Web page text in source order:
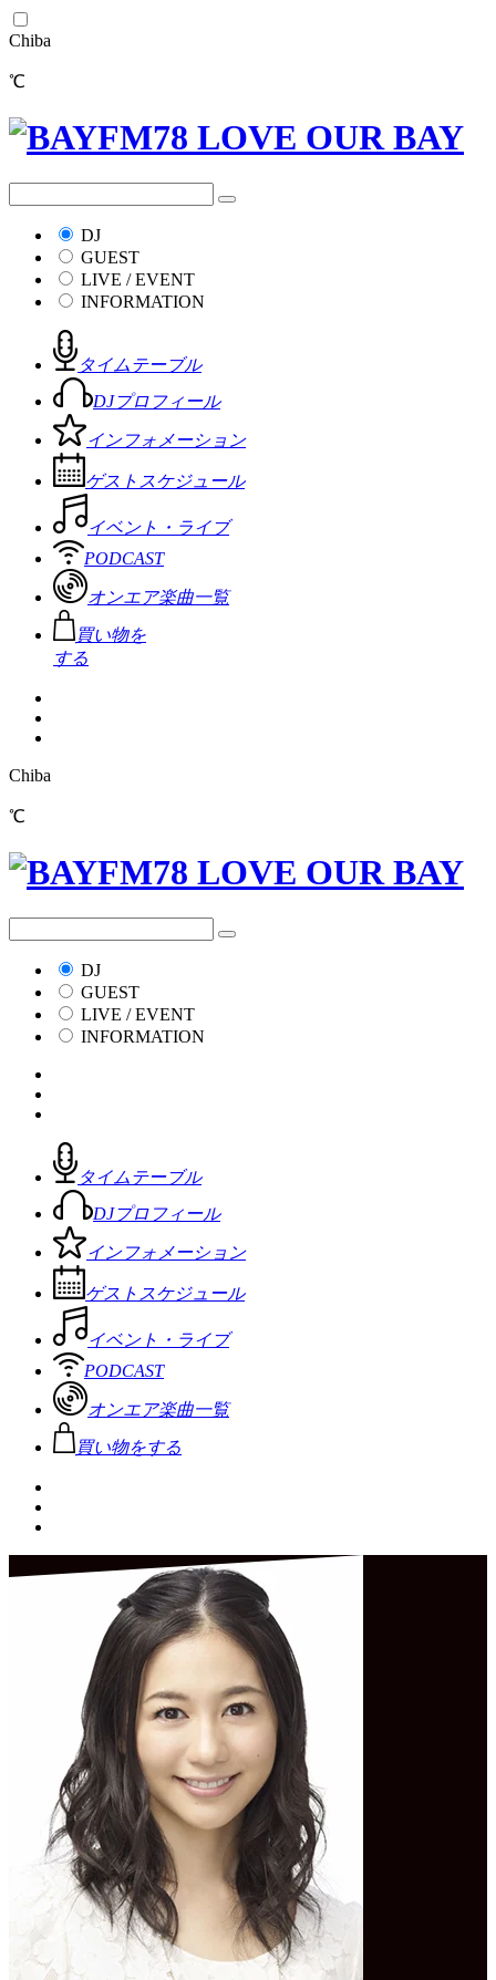
Chiba
℃
DJ
GUEST
LIVE / EVENT
INFORMATION
タイムテーブル
DJプロフィール
インフォメーション
ゲストスケジュール
イベント・ライブ
PODCAST
オンエア楽曲一覧
買い物を
する
Chiba
℃
DJ
GUEST
LIVE / EVENT
INFORMATION
タイムテーブル
DJプロフィール
インフォメーション
ゲストスケジュール
イベント・ライブ
PODCAST
オンエア楽曲一覧
買い物をする